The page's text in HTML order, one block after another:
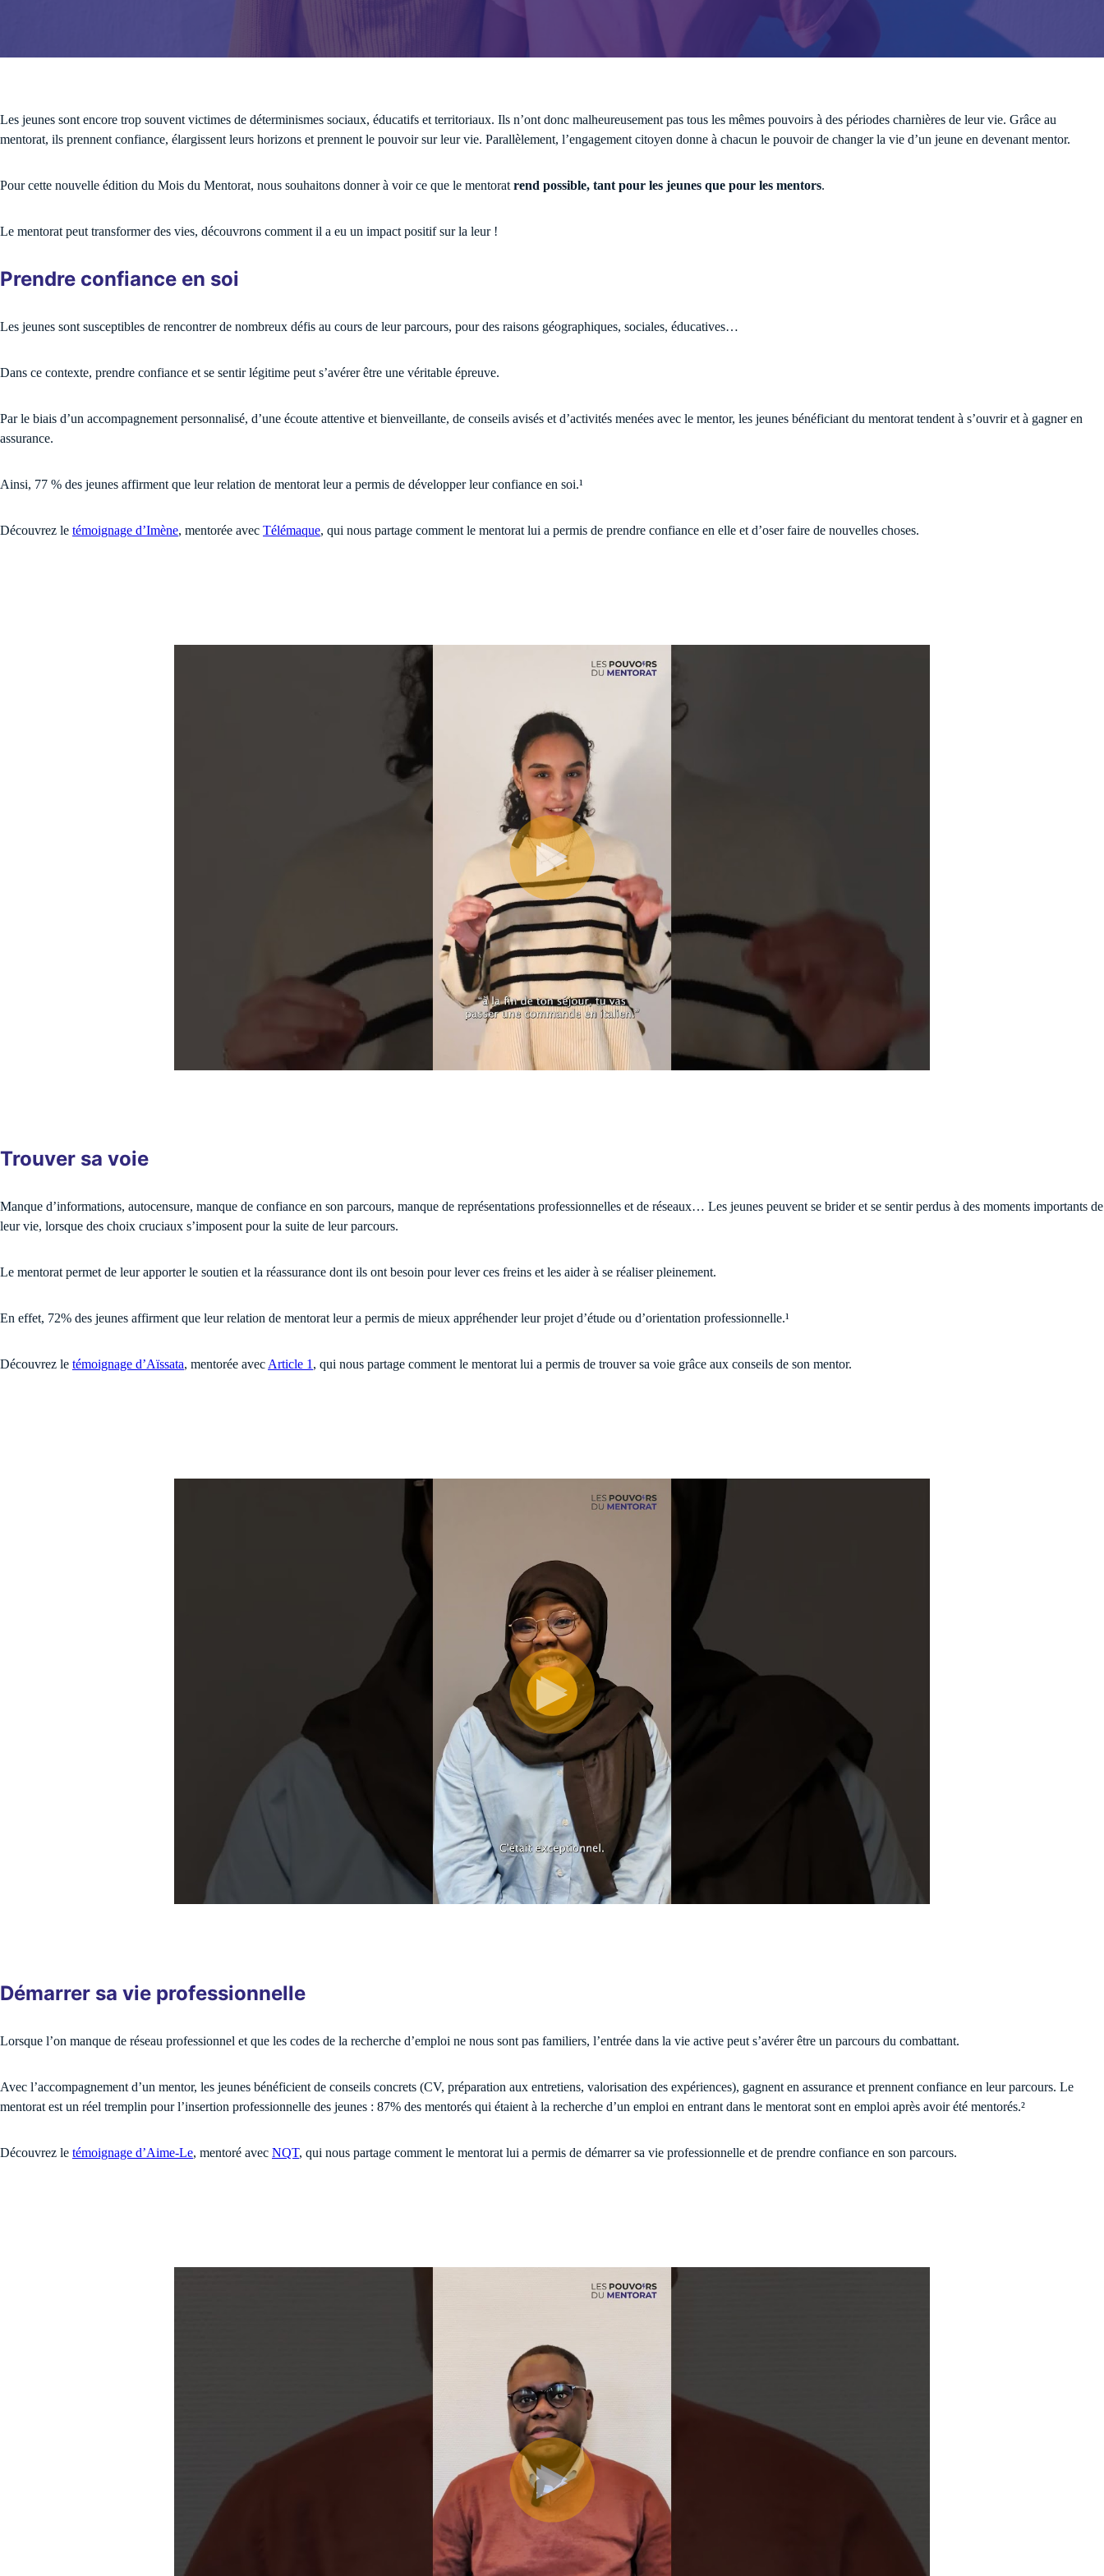
Accédez ici à votre espace membre et retrouvez des ressources
pratiques et pédagogiques.
Voir toutes les actus Voir tous les événements
Les jeunes sont encore trop souvent victimes de déterminismes sociaux, éducatifs et territoriaux. Ils n’ont donc malheureusement pas tous les mêmes pouvoirs à des périodes charnières de leur vie. Grâce au
mentorat, ils prennent confiance, élargissent leurs horizons et prennent le pouvoir sur leur vie. Parallèlement, l’engagement citoyen donne à chacun le pouvoir de changer la vie d’un jeune en devenant mentor.
Pour cette nouvelle édition du Mois du Mentorat, nous souhaitons donner à voir ce que le mentorat rend possible, tant pour les jeunes que pour les mentors.
Le mentorat peut transformer des vies, découvrons comment il a eu un impact positif sur la leur !
Prendre confiance en soi
Les jeunes sont susceptibles de rencontrer de nombreux défis au cours de leur parcours, pour des raisons géographiques, sociales, éducatives…
Dans ce contexte, prendre confiance et se sentir légitime peut s’avérer être une véritable épreuve.
Par le biais d’un accompagnement personnalisé, d’une écoute attentive et bienveillante, de conseils avisés et d’activités menées avec le mentor, les jeunes bénéficiant du mentorat tendent à s’ouvrir et à gagner en
assurance.
Ainsi, 77 % des jeunes affirment que leur relation de mentorat leur a permis de développer leur confiance en soi.¹
Découvrez le témoignage d’Imène, mentorée avec Télémaque, qui nous partage comment le mentorat lui a permis de prendre confiance en elle et d’oser faire de nouvelles choses.
Trouver sa voie
Manque d’informations, autocensure, manque de confiance en son parcours, manque de représentations professionnelles et de réseaux… Les jeunes peuvent se brider et se sentir perdus à des moments importants de
leur vie, lorsque des choix cruciaux s’imposent pour la suite de leur parcours.
Le mentorat permet de leur apporter le soutien et la réassurance dont ils ont besoin pour lever ces freins et les aider à se réaliser pleinement.
En effet, 72% des jeunes affirment que leur relation de mentorat leur a permis de mieux appréhender leur projet d’étude ou d’orientation professionnelle.¹
Découvrez le témoignage d’Aïssata, mentorée avec Article 1 , qui nous partage comment le mentorat lui a permis de trouver sa voie grâce aux conseils de son mentor.
Démarrer sa vie professionnelle
Lorsque l’on manque de réseau professionnel et que les codes de la recherche d’emploi ne nous sont pas familiers, l’entrée dans la vie active peut s’avérer être un parcours du combattant.
Avec l’accompagnement d’un mentor, les jeunes bénéficient de conseils concrets (CV, préparation aux entretiens, valorisation des expériences), gagnent en assurance et prennent confiance en leur parcours. Le
mentorat est un réel tremplin pour l’insertion professionnelle des jeunes : 87% des mentorés qui étaient à la recherche d’un emploi en entrant dans le mentorat sont en emploi après avoir été mentorés.²
Découvrez le témoignage d’Aime-Le, mentoré avec NQT, qui nous partage comment le mentorat lui a permis de démarrer sa vie professionnelle et de prendre confiance en son parcours.